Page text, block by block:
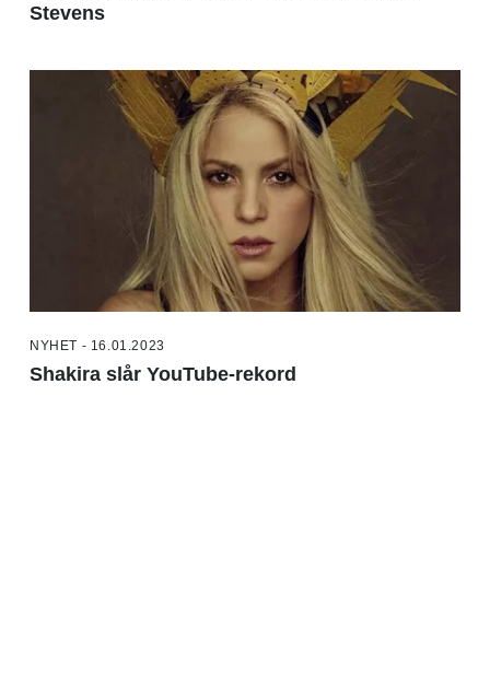
Stevens
NYHET - 16.01.2023
Shakira slår YouTube-rekord